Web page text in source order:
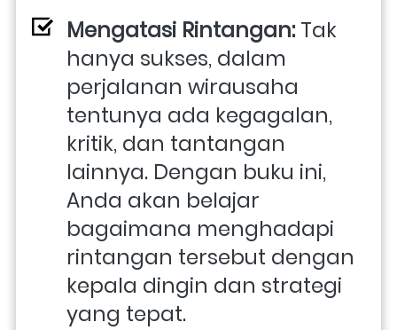
Mengatasi Rintangan: Tak
hanya sukses, dalam
perjalanan wirausaha
tentunya ada kegagalan,
kritik, dan tantangan
lainnya. Dengan buku ini,
Anda akan belajar
bagaimana menghadapi
rintangan tersebut dengan
kepala dingin dan strategi
yang tepat.